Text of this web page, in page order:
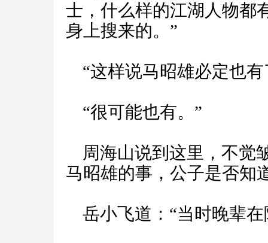
士，什么样的江湖人物都
身上搜来的。”
“这样说马昭雄必定也有
“很可能也有。”
周海山说到这里，不觉
马昭雄的事，公子是否知
岳小飞道：“当时晚辈在